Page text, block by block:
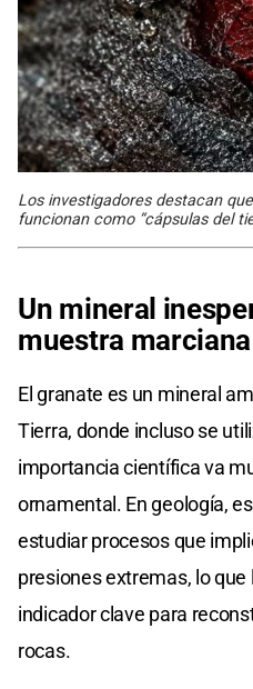
Los investigadores destacan
funcionan como “cápsulas del
Un mineral
muestra marciana
El granate es un mineral
Tierra, donde incluso se
importancia científica va
ornamental. En geología,
estudiar procesos que
presiones extremas, lo que
indicador clave para
rocas.